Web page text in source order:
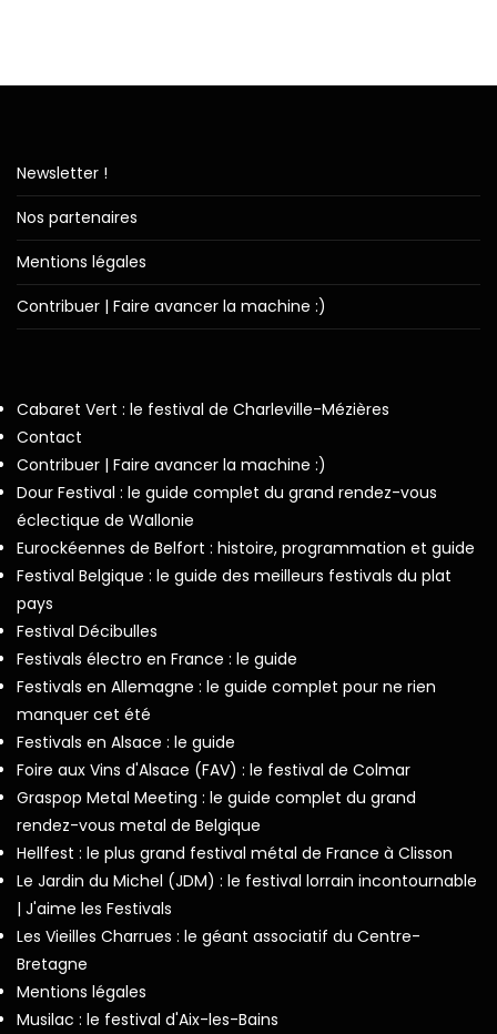
Newsletter !
Nos partenaires
Mentions légales
Contribuer | Faire avancer la machine :)
Cabaret Vert : le festival de Charleville-Mézières
Contact
Contribuer | Faire avancer la machine :)
Dour Festival : le guide complet du grand rendez-vous
éclectique de Wallonie
Eurockéennes de Belfort : histoire, programmation et guide
Festival Belgique : le guide des meilleurs festivals du plat
pays
Festival Décibulles
Festivals électro en France : le guide
Festivals en Allemagne : le guide complet pour ne rien
manquer cet été
Festivals en Alsace : le guide
Foire aux Vins d'Alsace (FAV) : le festival de Colmar
Graspop Metal Meeting : le guide complet du grand
rendez-vous metal de Belgique
Hellfest : le plus grand festival métal de France à Clisson
Le Jardin du Michel (JDM) : le festival lorrain incontournable
| J'aime les Festivals
Les Vieilles Charrues : le géant associatif du Centre-
Bretagne
Mentions légales
Musilac : le festival d'Aix-les-Bains